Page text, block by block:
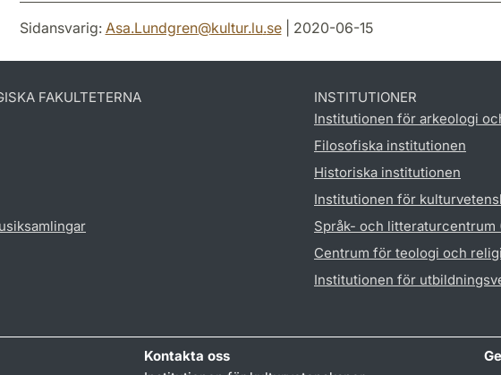
Sidansvarig: Asa.Lundgren@kultur.lu.se| 2020-06-15
FAKULTETERNA
INSTITUTIONER
Institutionen för arkeologi
Filosofiska institutionen
Historiska institutionen
Institutionen för
Språk- och litteraturcentrum
Centrum för teologi och
Institutionen för
Kontakta oss